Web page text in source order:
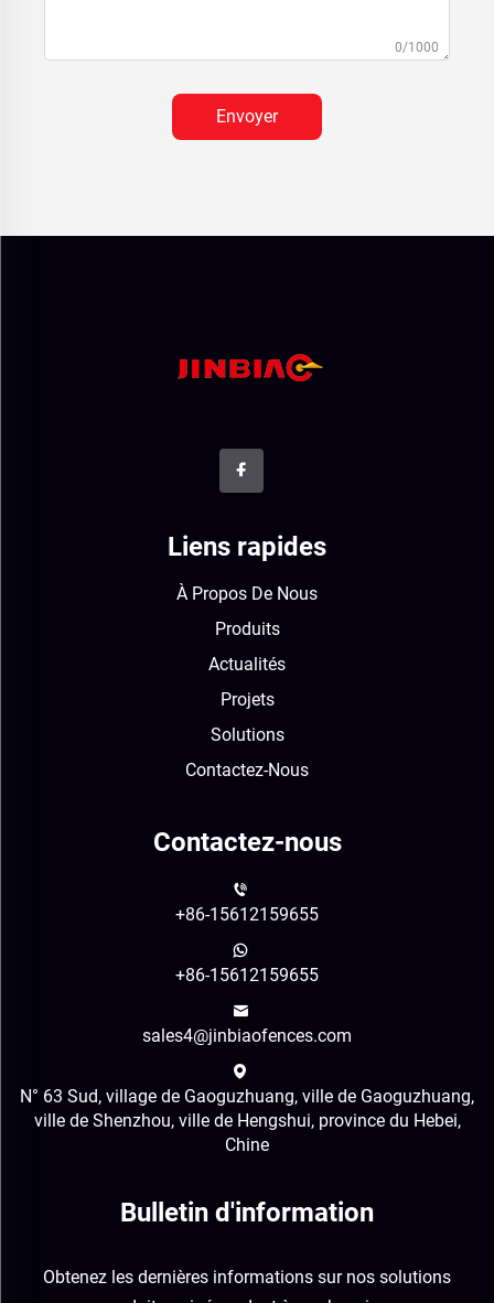
0/1000
Envoyer
Liens rapides
À Propos De Nous
Produits
Actualités
Projets
Solutions
Contactez-Nous
Contactez-nous
+86-15612159655
+86-15612159655
sales4@jinbiaofences.com
N° 63 Sud, village de Gaoguzhuang, ville de Gaoguzhuang,
ville de Shenzhou, ville de Hengshui, province du Hebei,
Chine
Bulletin d'information
Obtenez les dernières informations sur nos solutions